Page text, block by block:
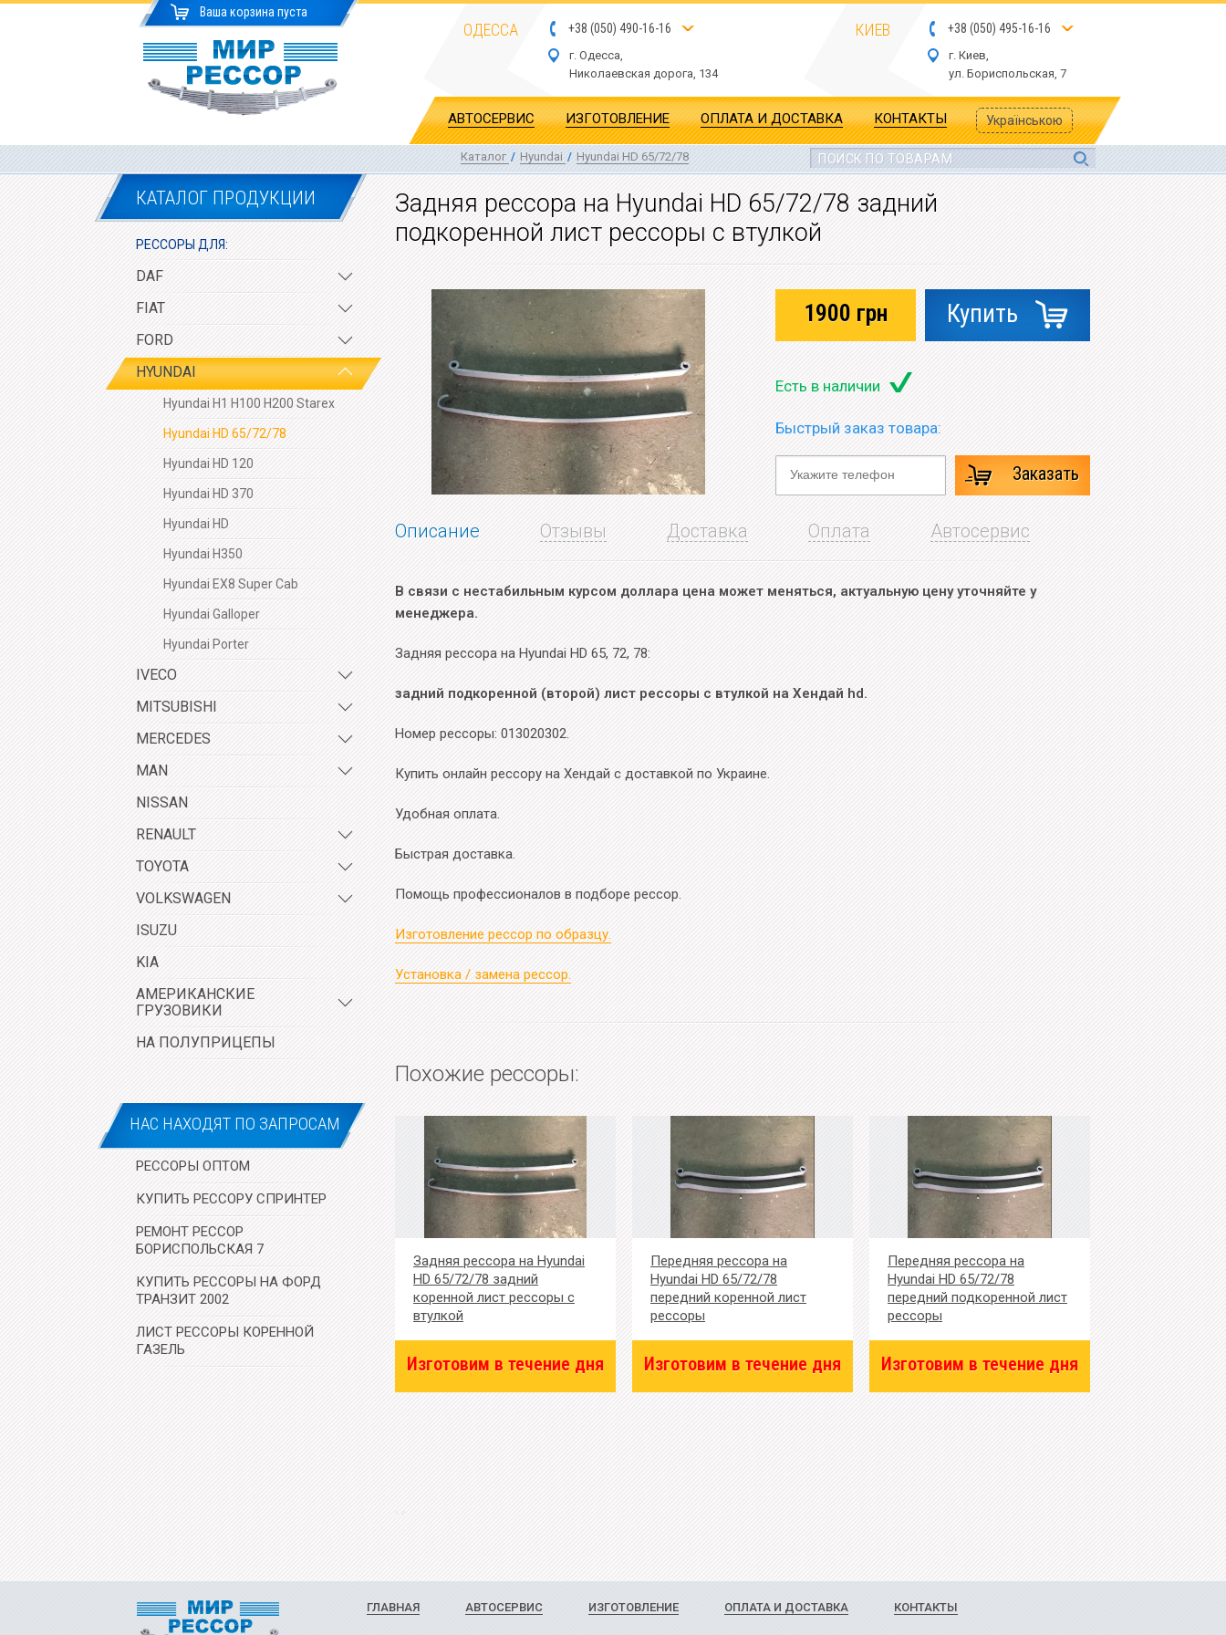
Ваша корзина пуста
ОДЕССА +38 (050) 490-16-16
г. Одесса,
Николаевская дорога, 134
КИЕВ +38 (050) 495-16-16
г. Киев,
ул. Бориспольская, 7
АВТОСЕРВИС ИЗГОТОВЛЕНИЕ ОПЛАТА И ДОСТАВКА КОНТАКТЫ Українською
КАТАЛОГ ПРОДУКЦИИ
РЕССОРЫ ДЛЯ:
DAF
FIAT
FORD
HYUNDAI
Hyundai H1 H100 H200 Starex
Hyundai HD 65/72/78
Hyundai HD 120
Hyundai HD 370
Hyundai HD
Hyundai H350
Hyundai EX8 Super Cab
Hyundai Galloper
Hyundai Porter
IVECO
MITSUBISHI
MERCEDES
MAN
NISSAN
RENAULT
TOYOTA
VOLKSWAGEN
ISUZU
KIA
АМЕРИКАНСКИЕ
ГРУЗОВИКИ
НА ПОЛУПРИЦЕПЫ
НАС НАХОДЯТ ПО ЗАПРОСАМ
РЕССОРЫ ОПТОМ
КУПИТЬ РЕССОРУ СПРИНТЕР
РЕМОНТ РЕССОР
БОРИСПОЛЬСКАЯ 7
КУПИТЬ РЕССОРЫ НА ФОРД
ТРАНЗИТ 2002
ЛИСТ РЕССОРЫ КОРЕННОЙ
ГАЗЕЛЬ
Каталог / Hyundai / Hyundai HD 65/72/78
Задняя рессора на Hyundai HD 65/72/78 задний
подкоренной лист рессоры с втулкой
1900 грн Купить
Есть в наличии
Быстрый заказ товара:
Заказать
Описание Отзывы Доставка Оплата Автосервис
В связи с нестабильным курсом доллара цена может меняться, актуальную цену уточняйте у
менеджера.
Задняя рессора на Hyundai HD 65, 72, 78:
задний подкоренной (второй) лист рессоры с втулкой на Хендай hd.
Номер рессоры: 013020302.
Купить онлайн рессору на Хендай с доставкой по Украине.
Удобная оплата.
Быстрая доставка.
Помощь профессионалов в подборе рессор.
Изготовление рессор по образцу.
Установка / замена рессор.
Похожие рессоры:
Задняя рессора на Hyundai
HD 65/72/78 задний
коренной лист рессоры с
втулкой
Изготовим в течение дня
Передняя рессора на
Hyundai HD 65/72/78
передний коренной лист
рессоры
Изготовим в течение дня
Передняя рессора на
Hyundai HD 65/72/78
передний подкоренной лист
рессоры
Изготовим в течение дня
ГЛАВНАЯ АВТОСЕРВИС ИЗГОТОВЛЕНИЕ ОПЛАТА И ДОСТАВКА КОНТАКТЫ